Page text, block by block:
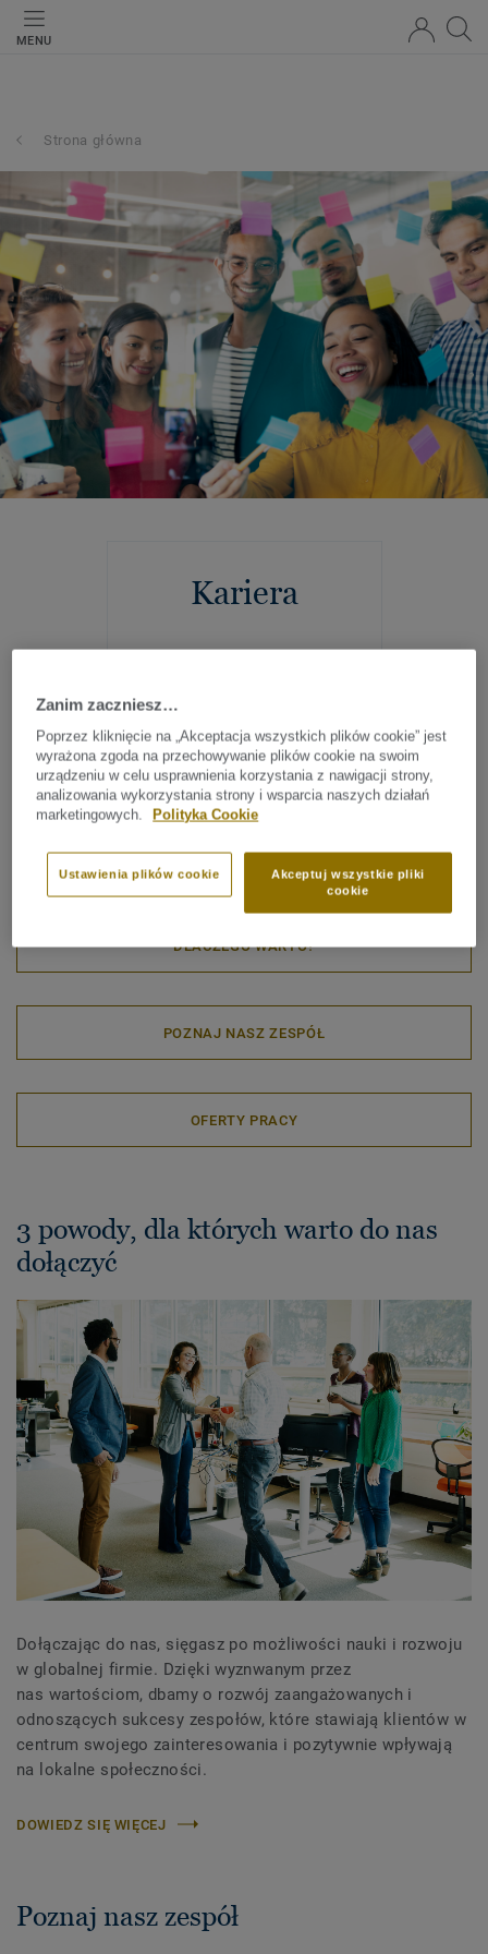
MENU
Strona główna
Kariera
DLACZEGO WARTO?
POZNAJ NASZ ZESPÓŁ
OFERTY PRACY
3 powody, dla których warto do nas
dołączyć
Dołączając do nas, sięgasz po możliwości nauki i rozwoju
w globalnej firmie. Dzięki wyznwanym przez
nas wartościom, dbamy o rozwój zaangażowanych i
odnoszących sukcesy zespołów, które stawiają klientów w
centrum swojego zainteresowania i pozytywnie wpływają
na lokalne społeczności.
DOWIEDZ SIĘ WIĘCEJ
Poznaj nasz zespół
Zanim zaczniesz…
Poprzez kliknięcie na „Akceptacja wszystkich plików cookie” jest
wyrażona zgoda na przechowywanie plików cookie na swoim
urządzeniu w celu usprawnienia korzystania z nawigacji strony,
analizowania wykorzystania strony i wsparcia naszych działań
marketingowych.
Polityka Cookie
Akceptuj wszystkie pliki
cookie
Ustawienia plików cookie